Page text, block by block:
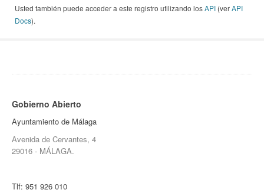
Usted también puede acceder a este registro utilizando losAPI (verAPI
Docs).
Gobierno Abierto
Ayuntamiento de Málaga
Avenida de Cervantes, 4
29016 - MÁLAGA.
Tlf: 951 926 010